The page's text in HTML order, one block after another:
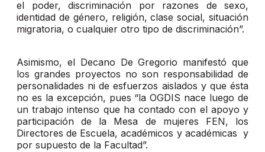
el poder, discriminación por razones de sexo,
identidad de género, religión, clase social, situación
migratoria, o cualquier otro tipo de discriminación”.
Asimismo, el Decano De Gregorio manifestó que
los grandes proyectos no son responsabilidad de
personalidades ni de esfuerzos aislados y que ésta
no es la excepción, pues “la OGDIS nace luego de
un trabajo intenso que ha contado con el apoyo y
participación de la Mesa de mujeres FEN, los
Directores de Escuela, académicos y académicas y
por supuesto de la Facultad”.